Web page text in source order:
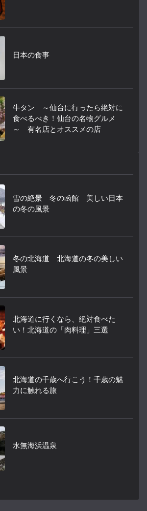
日本の食事
牛タン ～仙台に行ったら絶対に
食べるべき！仙台の名物グルメ
～ 有名店とオススメの店
雪の絶景 冬の函館 美しい日本
の冬の風景
冬の北海道 北海道の冬の美しい
風景
北海道に行くなら、絶対食べた
い！北海道の「肉料理」三選
北海道の千歳へ行こう！千歳の魅
力に触れる旅
水無海浜温泉